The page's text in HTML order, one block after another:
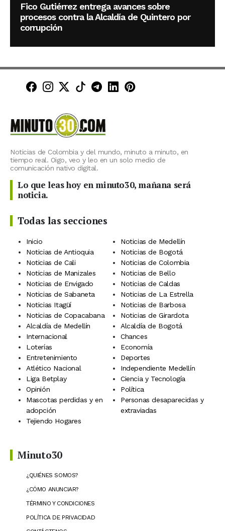
Fico Gutiérrez entrega avances sobre
procesos contra la Alcaldía de Quintero por
corrupción
Minuto30 en Facebook
Minuto30 en Instagram
Minuto30 en X (Twitter)
Minuto30 en TikTok
Canal de Minuto30 en
Minuto30 en LinkedIn
Minuto30 en
Noticias de Colombia y del mundo, minuto a minuto, en
tiempo real. Oigo, veo y leo en un solo medio de
comunicación nativo digital.
Lo que leas hoy en minuto30, mañana será
noticia.
Todas las secciones
Inicio
Noticias de Medellín
Noticias de Antioquia
Noticias de Bogotá
Noticias de Cali
Noticias de Colombia
Noticias de Manizales
Noticias de Bello
Noticias de Envigado
Noticias de Caldas
Noticias de Sabaneta
Noticias de La Estrella
Noticias Itagüí
Noticias de Barbosa
Noticias de Copacabana
Noticias de Girardota
Alcaldía de Medellín
Alcaldía de Bogotá
Internacional
Chances
Loterías
Economía
Entretenimiento
Deportes
Atlético Nacional
Independiente Medellín
Liga Betplay
Ciencia y Tecnología
Opinión
Política
Mascotas perdidas y en
adopción
Personas desaparecidas y
extraviadas
Tejiendo Hogares
Minuto30
¿QUIÉNES SOMOS?
¿CÓMO ANUNCIAR?
TÉRMINO Y CONDICIONES
POLÍTICA DE PRIVACIDAD